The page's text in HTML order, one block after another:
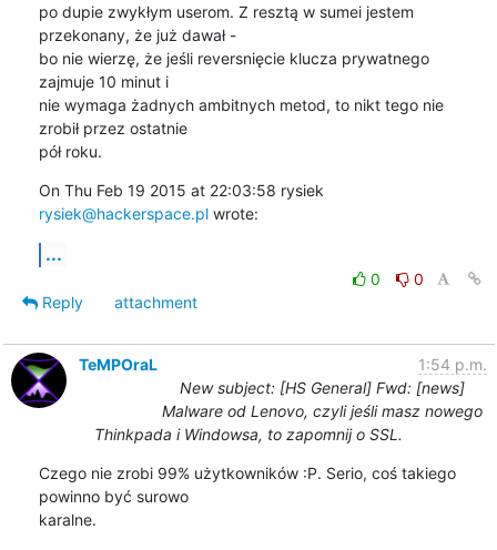
po dupie zwykłym userom. Z resztą w sumei jestem
przekonany, że już dawał -
bo nie wierzę, że jeśli reversnięcie klucza prywatnego
zajmuje 10 minut i
nie wymaga żadnych ambitnych metod, to nikt tego nie
zrobił przez ostatnie
pół roku.
rysiek@hackerspace.pl wrote:
...
0
0
Reply
attachment
TeMPOraL
1:54 p.m.
New subject: [HS General] Fwd: [news]
Malware od Lenovo, czyli jeśli masz nowego
Thinkpada i Windowsa, to zapomnij o SSL.
Czego nie zrobi 99% użytkowników :P. Serio, coś takiego
powinno być surowo
karalne.